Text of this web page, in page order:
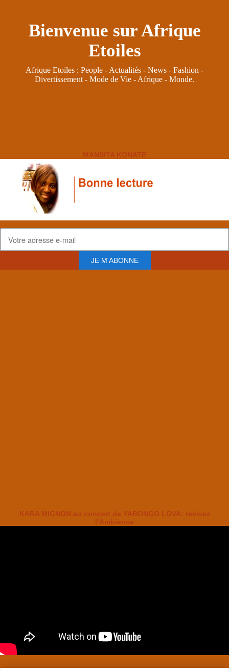
Bienvenue sur Afrique
Etoiles
Afrique Etoiles : People - Actualités - News - Fashion -
Divertissement - Mode de Vie - Afrique - Monde.
MANSITA KONATE
JE M'ABONNE
KABA MIGNON au concert de YABONGO LOVA: revivez
l’Ambiance